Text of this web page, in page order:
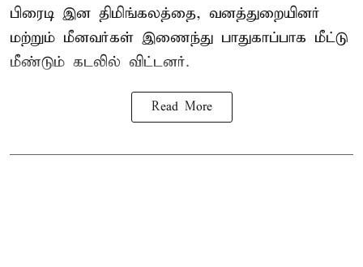
பிரைடி இன திமிங்கலத்தை, வனத்துறையினர்
மற்றும் மீனவர்கள் இணைந்து பாதுகாப்பாக மீட்டு
மீண்டும் கடலில் விட்டனர்.
Read More